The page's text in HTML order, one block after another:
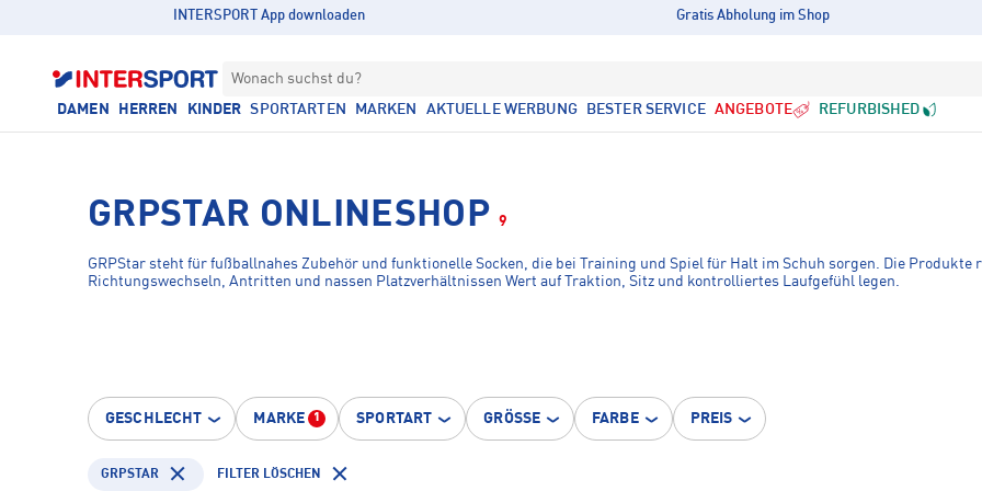
INTERSPORT App downloaden Gratis Abholung im Shop
Wonach suchst du?
DAMEN
HERREN KINDER SPORTARTEN MARKEN AKTUELLE WERBUNG BESTER SERVICE ANGEBOTE REFURBISHED
GRPSTAR ONLINESHOP 9
GRPStar steht für fußballnahes Zubehör und funktionelle Socken, die bei Training und Spiel für Halt im Schuh sorgen. Die
Richtungswechseln, Antritten und nassen Platzverhältnissen Wert auf Traktion, Sitz und kontrolliertes Laufgefühl legen.
GESCHLECHT MARKE 1 SPORTART GRÖSSE FARBE PREIS
GRPSTAR FILTER LÖSCHEN